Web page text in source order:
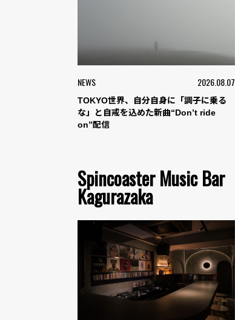
NEWS 2026.08.07
TOKYO世界、自分自身に「調子に乗る
な」と自戒を込めた新曲“Don’t ride
on”配信
Spincoaster Music Bar
Kagurazaka